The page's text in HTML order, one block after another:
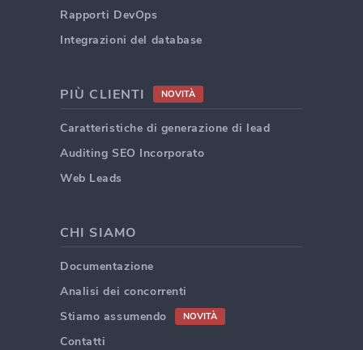
Rapporti DevOps
Integrazioni del database
PIÙ CLIENTI NOVITÀ
Caratteristiche di generazione di lead
Auditing SEO Incorporato
Web Leads
CHI SIAMO
Documentazione
Analisi dei concorrenti
Stiamo assumendo
NOVITÀ
Contatti